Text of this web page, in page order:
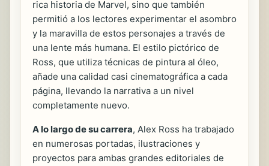
rica historia de Marvel, sino que también
permitió a los lectores experimentar el asombro
y la maravilla de estos personajes a través de
una lente más humana. El estilo pictórico de
Ross, que utiliza técnicas de pintura al óleo,
añade una calidad casi cinematográfica a cada
página, llevando la narrativa a un nivel
completamente nuevo.
A lo largo de su carrera, Alex Ross ha trabajado
en numerosas portadas, ilustraciones y
proyectos para ambas grandes editoriales de